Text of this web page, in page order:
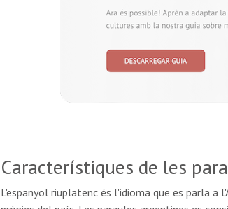
Característiques de les
L'espanyol riuplatenc és l'idioma que es parla a